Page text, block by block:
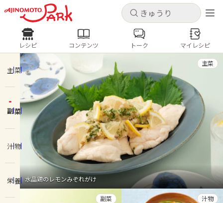
キャンセル
ログインするとレシピを保存できます
ログイン 新規登録
ホーム
コンテンツ
レシピ
キャンセル
レシピ コンテンツ
人気の食材・レシピ
きゅうり なす トマト
とうもろこし
ピーマン
みょうが ゴーヤ
レシピ コンテンツ トーク マイレシピ
主菜
副菜
汁物
栄養 水晶鶏のレモンみぞれがけ
主菜
副菜 汁物